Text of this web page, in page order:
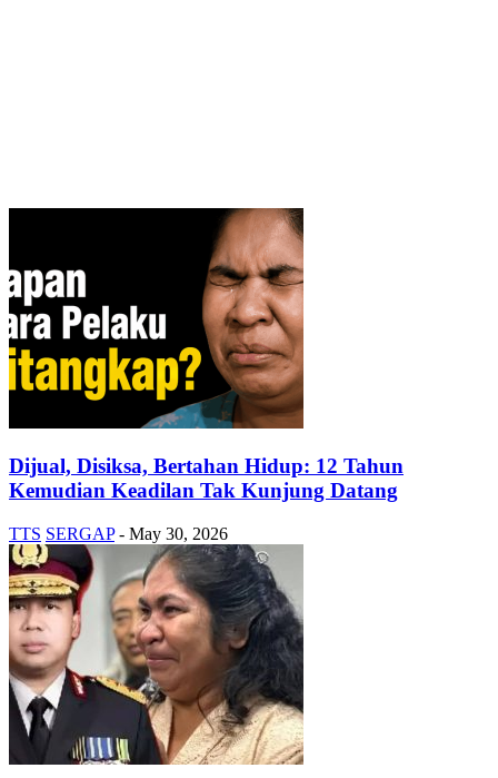
Dijual, Disiksa, Bertahan Hidup: 12 Tahun
Kemudian Keadilan Tak Kunjung Datang
TTS SERGAP - May 30, 2026